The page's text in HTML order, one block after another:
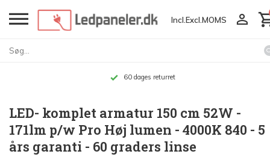
Incl. Excl. MOMS
60 dages returret
LED- komplet armatur 150 cm 52W -
171lm p/w Pro Høj lumen - 4000K 840 - 5
års garanti - 60 graders linse